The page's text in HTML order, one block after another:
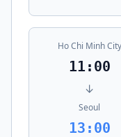
Ho Chi Minh City
11:00
↓
Seoul
13:00